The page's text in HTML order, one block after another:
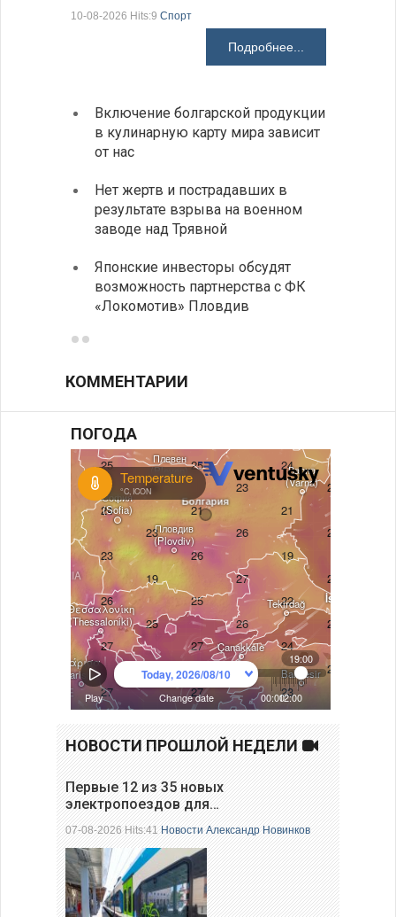
10-08-2026 Hits:9 Спорт
Подробнее...
Включение болгарской продукции
в кулинарную карту мира зависит
от нас
Нет жертв и пострадавших в
результате взрыва на военном
заводе над Трявной
Японские инвесторы обсудят
возможность партнерства с ФК
«Локомотив» Пловдив
КОММЕНТАРИИ
ПОГОДА
НОВОСТИ ПРОШЛОЙ НЕДЕЛИ
Первые 12 из 35 новых
электропоездов для…
07-08-2026 Hits:41Новости Александр Новинков